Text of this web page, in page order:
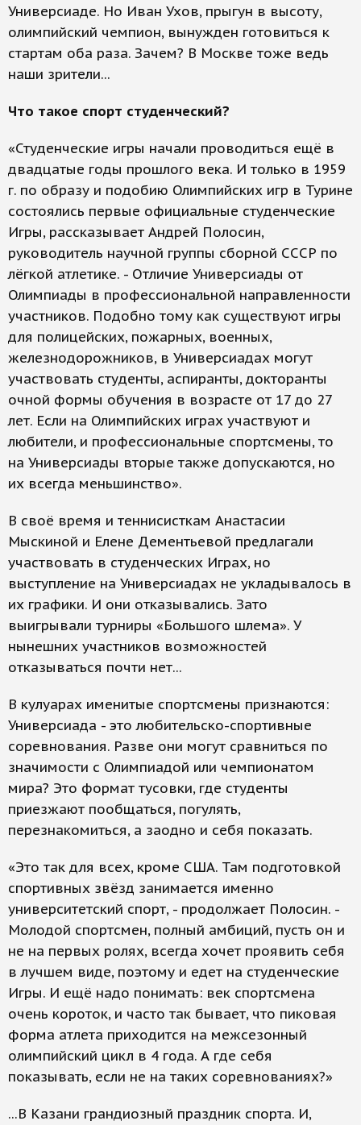
Универсиаде. Но Иван Ухов, прыгун в высоту,
олимпийский чемпион, вынужден готовиться к
стартам оба раза. Зачем? В Москве тоже ведь
наши зрители...
Что такое спорт студенческий?
«Студенческие игры начали проводиться ещё в
двадцатые годы прошлого века. И только в 1959
г. по образу и подобию Олимпийских игр в Турине
состоялись первые официальные студенческие
Игры, рассказывает Андрей Полосин,
руководитель научной группы сборной СССР по
лёгкой атлетике. - Отличие Универсиады от
Олимпиады в профессиональной направленности
участников. Подобно тому как существуют игры
для полицейских, пожарных, военных,
железнодорожников, в Универсиадах могут
участвовать студенты, аспиранты, докторанты
очной формы обучения в возрасте от 17 до 27
лет. Если на Олимпийских играх участвуют и
любители, и профессиональные спортсмены, то
на Универсиады вторые также допускаются, но
их всегда меньшинство».
В своё время и теннисисткам Анастасии
Мыскиной и Елене Дементьевой предлагали
участвовать в студенческих Играх, но
выступление на Универсиадах не укладывалось в
их графики. И они отказывались. Зато
выигрывали турниры «Большого шлема». У
нынешних участников возможностей
отказываться почти нет...
В кулуарах именитые спортсмены признаются:
Универсиада - это любительско-спортивные
соревнования. Разве они могут сравниться по
значимости с Олимпиадой или чемпионатом
мира? Это формат тусовки, где студенты
приезжают пообщаться, погулять,
перезнакомиться, а заодно и себя показать.
«Это так для всех, кроме США. Там подготовкой
спортивных звёзд занимается именно
университетский спорт, - продолжает Полосин. -
Молодой спортсмен, полный амбиций, пусть он и
не на первых ролях, всегда хочет проявить себя
в лучшем виде, поэтому и едет на студенческие
Игры. И ещё надо понимать: век спортсмена
очень короток, и часто так бывает, что пиковая
форма атлета приходится на межсезонный
олимпийский цикл в 4 года. А где себя
показывать, если не на таких соревнованиях?»
...В Казани грандиозный праздник спорта. И,